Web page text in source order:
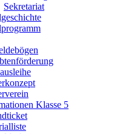
Sekretariat
Klasse 5